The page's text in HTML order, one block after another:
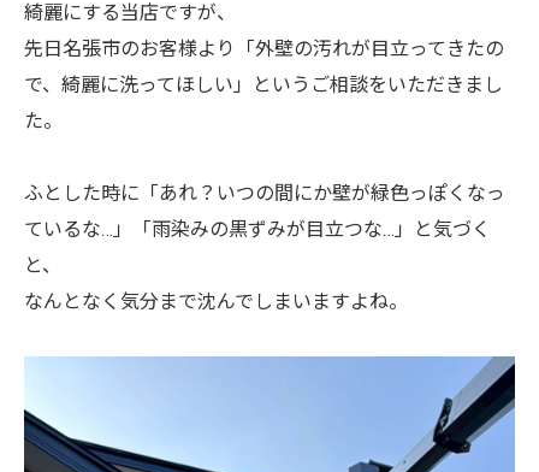
綺麗にする当店ですが、
先日名張市のお客様より「外壁の汚れが目立ってきたの
で、綺麗に洗ってほしい」というご相談をいただきまし
た。
ふとした時に「あれ？いつの間にか壁が緑色っぽくなっ
ているな…」「雨染みの黒ずみが目立つな…」と気づく
と、
なんとなく気分まで沈んでしまいますよね。